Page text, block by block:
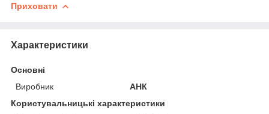
Приховати
Характеристики
Основні
Виробник
АНК
Користувальницькі характеристики